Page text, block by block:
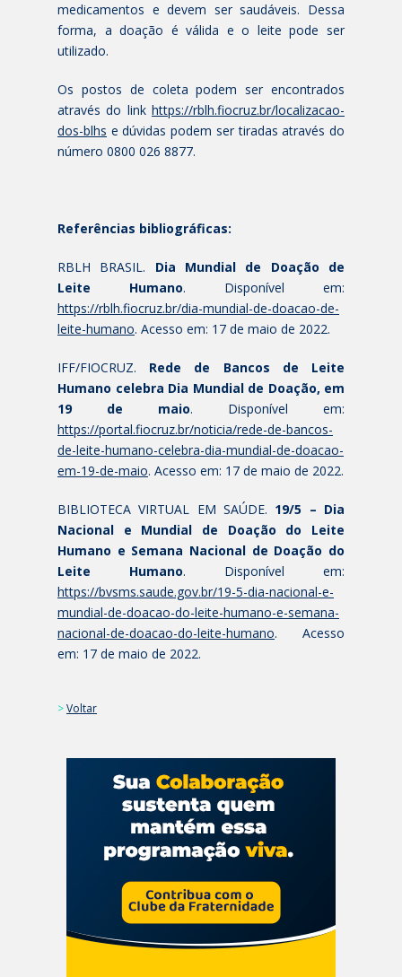
medicamentos e devem ser saudáveis. Dessa
forma, a doação é válida e o leite pode ser
utilizado.
Os postos de coleta podem ser encontrados
através do link https://rblh.fiocruz.br/localizacao-
dos-blhs e dúvidas podem ser tiradas através do
número 0800 026 8877.
Referências bibliográficas:
RBLH BRASIL. Dia Mundial de Doação de
Leite Humano. Disponível em:
https://rblh.fiocruz.br/dia-mundial-de-doacao-de-
leite-humano. Acesso em: 17 de maio de 2022.
IFF/FIOCRUZ. Rede de Bancos de Leite
Humano celebra Dia Mundial de Doação, em
19 de maio. Disponível em:
https://portal.fiocruz.br/noticia/rede-de-bancos-
de-leite-humano-celebra-dia-mundial-de-doacao-
em-19-de-maio. Acesso em: 17 de maio de 2022.
BIBLIOTECA VIRTUAL EM SAÚDE. 19/5 – Dia
Nacional e Mundial de Doação do Leite
Humano e Semana Nacional de Doação do
Leite Humano. Disponível em:
https://bvsms.saude.gov.br/19-5-dia-nacional-e-
mundial-de-doacao-do-leite-humano-e-semana-
nacional-de-doacao-do-leite-humano. Acesso
em: 17 de maio de 2022.
>Voltar